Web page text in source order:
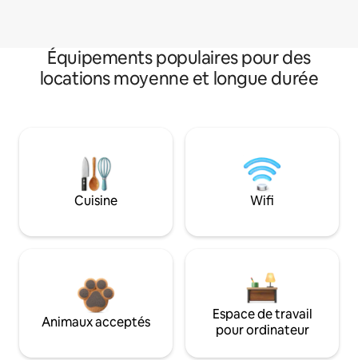
Équipements populaires pour des
locations moyenne et longue durée
Cuisine Wifi
Animaux acceptés
Espace de travail
pour ordinateur